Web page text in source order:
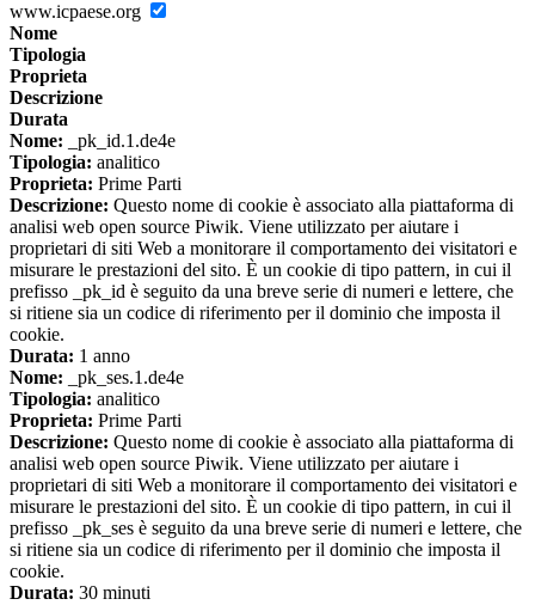
www.icpaese.org
Nome
Tipologia
Proprieta
Descrizione
Durata
Nome: _pk_id.1.de4e
Tipologia: analitico
Proprieta: Prime Parti
Descrizione: Questo nome di cookie è associato alla piattaforma di
analisi web open source Piwik. Viene utilizzato per aiutare i
proprietari di siti Web a monitorare il comportamento dei visitatori e
misurare le prestazioni del sito. È un cookie di tipo pattern, in cui il
prefisso _pk_id è seguito da una breve serie di numeri e lettere, che
si ritiene sia un codice di riferimento per il dominio che imposta il
cookie.
Durata: 1 anno
Nome: _pk_ses.1.de4e
Tipologia: analitico
Proprieta: Prime Parti
Descrizione: Questo nome di cookie è associato alla piattaforma di
analisi web open source Piwik. Viene utilizzato per aiutare i
proprietari di siti Web a monitorare il comportamento dei visitatori e
misurare le prestazioni del sito. È un cookie di tipo pattern, in cui il
prefisso _pk_ses è seguito da una breve serie di numeri e lettere, che
si ritiene sia un codice di riferimento per il dominio che imposta il
cookie.
Durata: 30 minuti